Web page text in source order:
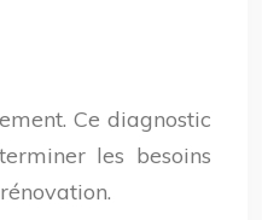
Ce diagnostic
les besoins